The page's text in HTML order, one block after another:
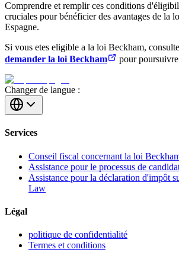
Comprendre et remplir ces conditions
cruciales pour bénéficier des avantages de la
Espagne.
Si vous etes eligible a la loi Beckham,
demander la loi Beckham
pour
Changer de langue :
Services
Conseil fiscal concernant la loi
Assistance pour le processus de
Assistance pour la déclaration d'impôt
Law
Légal
politique de confidentialité
Termes et conditions